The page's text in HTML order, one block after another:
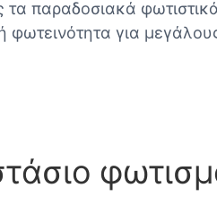
τα παραδοσιακά
φωτεινότητα για